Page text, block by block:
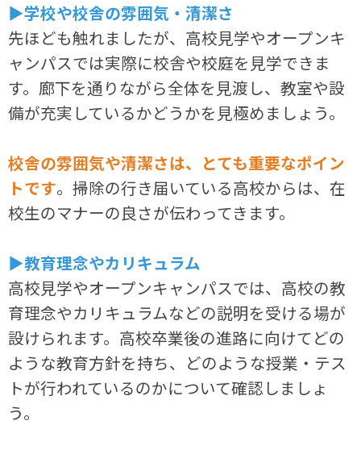
▶学校や校舎の雰囲気・清潔さ
先ほども触れましたが、高校見学やオープンキ
ャンパスでは実際に校舎や校庭を見学できま
す。廊下を通りながら全体を見渡し、教室や設
備が充実しているかどうかを見極めましょう。
校舎の雰囲気や清潔さは、とても重要なポイン
トです。掃除の行き届いている高校からは、在
校生のマナーの良さが伝わってきます。
▶教育理念やカリキュラム
高校見学やオープンキャンパスでは、高校の教
育理念やカリキュラムなどの説明を受ける場が
設けられます。高校卒業後の進路に向けてどの
ような教育方針を持ち、どのような授業・テス
トが行われているのかについて確認しましょ
う。